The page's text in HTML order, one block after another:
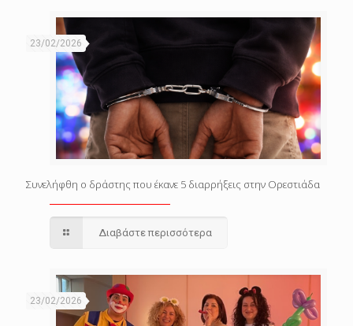
23/02/2026
Συνελήφθη ο δράστης που έκανε 5 διαρρήξεις στην Ορεστιάδα
Διαβάστε περισσότερα
23/02/2026